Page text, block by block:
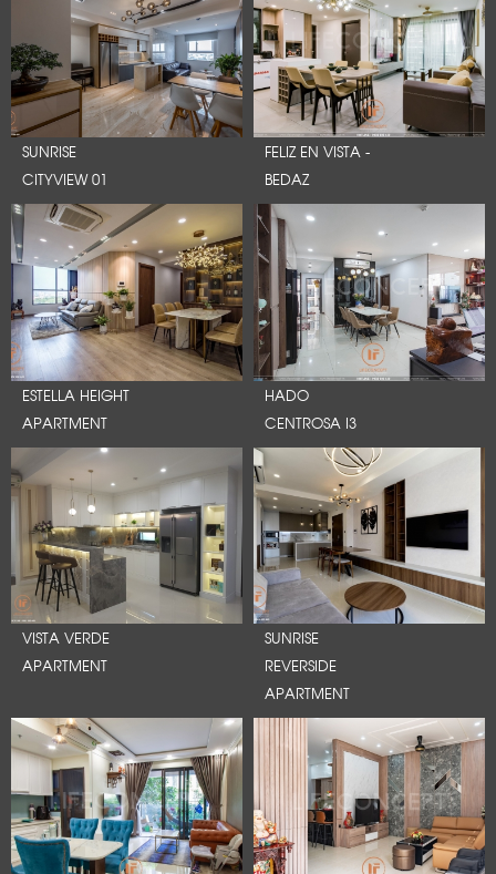
SUNRISE
CITYVIEW 01
FELIZ EN VISTA -
BEDAZ
ESTELLA HEIGHT
APARTMENT
HADO
CENTROSA I3
VISTA VERDE
APARTMENT
SUNRISE
REVERSIDE
APARTMENT